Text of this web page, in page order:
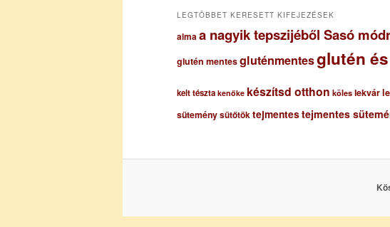
uLEGTÖBBET KERESETT KIFEJEZÉSEK
almaa nagyik tepszijéből Sasó
glutén mentesgluténmentesglutén
kelt tészta kenőke készítsd otthon köles lekvár
süteménysütőtöktejmentestejmentes